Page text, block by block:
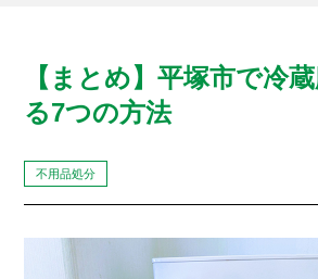
【まとめ】平塚市で冷
る7つの方法
不用品処分